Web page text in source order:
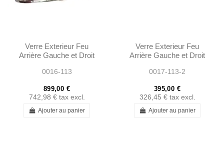
Verre Exterieur Feu
Arrière Gauche et Droit
EARLY 280SL...
0016-113
899,00 €
742,98 € tax excl.
Ajouter au panier
Verre Exterieur Feu
Arrière Gauche et Droit
230SL 250SL EARLY
0017-113-2
395,00 €
326,45 € tax excl.
Ajouter au panier